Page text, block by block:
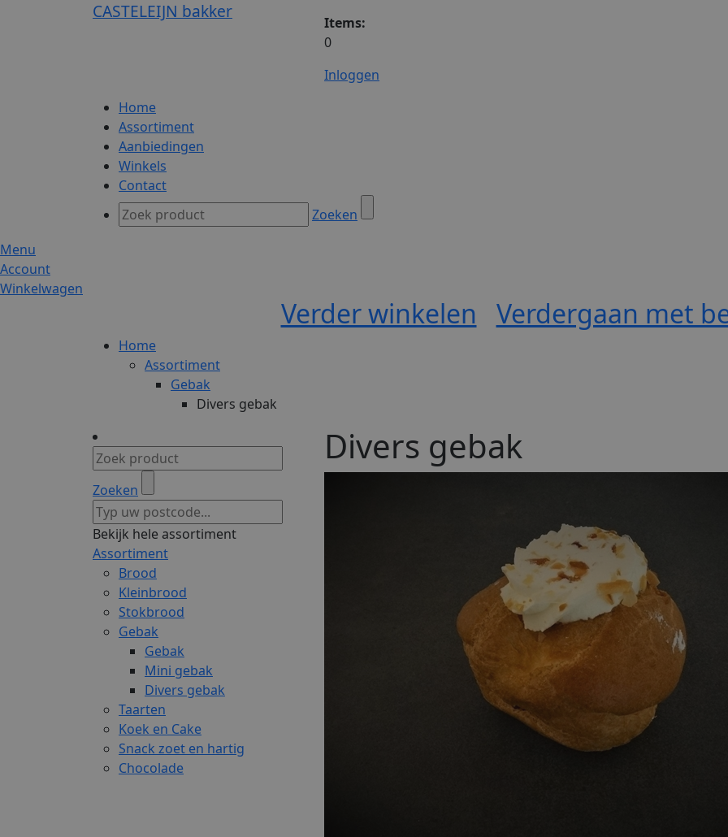
CASTELEIJN bakker
Items:
0
Inloggen
Home
Assortiment
Aanbiedingen
Winkels
Contact
Zoeken
Menu
Account
Winkelwagen
Verder winkelen Verdergaan met
Home
Assortiment
Gebak
Divers gebak
Zoeken
Bekijk hele assortiment
Assortiment
Brood
Kleinbrood
Stokbrood
Gebak
Gebak
Mini gebak
Divers gebak
Taarten
Koek en Cake
Snack zoet en hartig
Chocolade
Divers gebak